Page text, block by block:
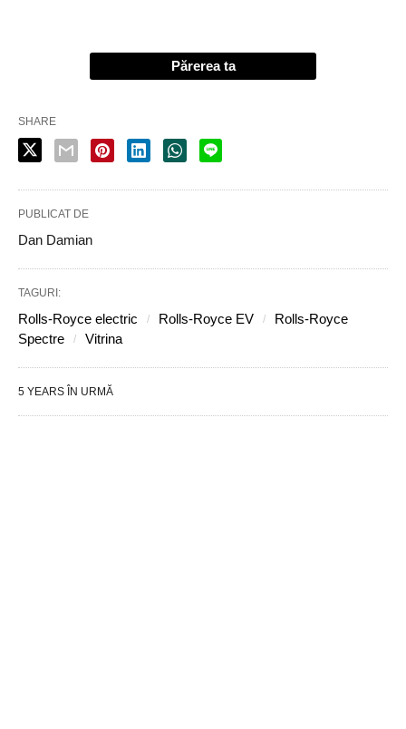
Părerea ta
SHARE
PUBLICAT DE
Dan Damian
TAGURI:
Rolls-Royce electric Rolls-Royce EV
Rolls-Royce
Spectre
Vitrina
5 YEARS ÎN URMĂ